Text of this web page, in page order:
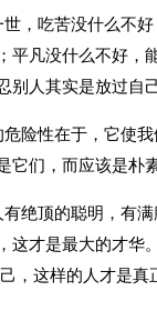
世，吃苦没什么不
平凡没什么不好，
别人其实是放过自
危险性在于，它使
它们，而应该是朴
绝顶的聪明，有
这才是最大的才华
，这样的人才是真